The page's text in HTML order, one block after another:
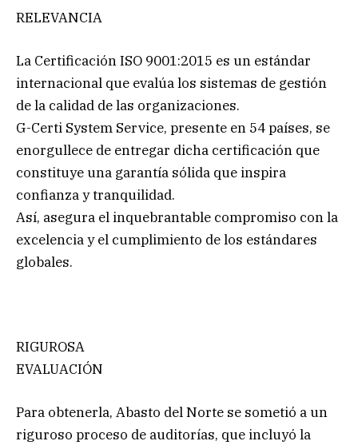
RELEVANCIA
La Certificación ISO 9001:2015 es un estándar
internacional que evalúa los sistemas de gestión
de la calidad de las organizaciones.
G-Certi System Service, presente en 54 países, se
enorgullece de entregar dicha certificación que
constituye una garantía sólida que inspira
confianza y tranquilidad.
Así, asegura el inquebrantable compromiso con la
excelencia y el cumplimiento de los estándares
globales.
RIGUROSA
EVALUACIÓN
Para obtenerla, Abasto del Norte se sometió a un
riguroso proceso de auditorías, que incluyó la